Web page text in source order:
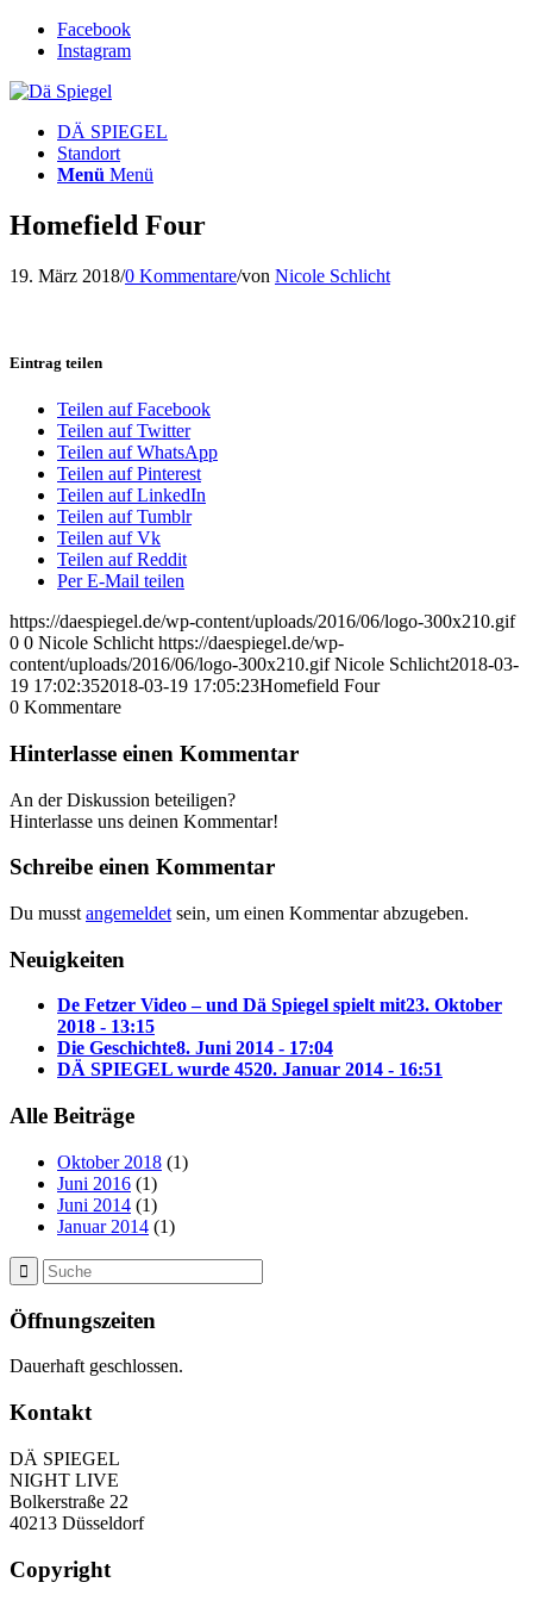
Facebook
Instagram
DÄ SPIEGEL
Standort
Menü Menü
Homefield Four
19. März 2018/0 Kommentare/von Nicole Schlicht
Eintrag teilen
Teilen auf Facebook
Teilen auf Twitter
Teilen auf WhatsApp
Teilen auf Pinterest
Teilen auf LinkedIn
Teilen auf Tumblr
Teilen auf Vk
Teilen auf Reddit
Per E-Mail teilen
https://daespiegel.de/wp-content/uploads/2016/06/logo-300x210.gif
0 0 Nicole Schlicht https://daespiegel.de/wp-
content/uploads/2016/06/logo-300x210.gif Nicole Schlicht2018-03-
19 17:02:352018-03-19 17:05:23Homefield Four
0 Kommentare
Hinterlasse einen Kommentar
An der Diskussion beteiligen?
Hinterlasse uns deinen Kommentar!
Schreibe einen Kommentar
Du musst angemeldet sein, um einen Kommentar abzugeben.
Neuigkeiten
De Fetzer Video – und Dä Spiegel spielt mit23. Oktober
2018 - 13:15
Die Geschichte8. Juni 2014 - 17:04
DÄ SPIEGEL wurde 4520. Januar 2014 - 16:51
Alle Beiträge
Oktober 2018 (1)
Juni 2016 (1)
Juni 2014 (1)
Januar 2014 (1)
Öffnungszeiten
Dauerhaft geschlossen.
Kontakt
DÄ SPIEGEL
NIGHT LIVE
Bolkerstraße 22
40213 Düsseldorf
Copyright